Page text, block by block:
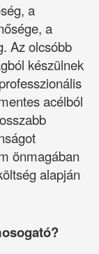
a
a
Az olcsóbb
készülnek
acélból
önmagában
alapján